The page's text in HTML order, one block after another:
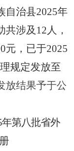
自治县2025年
共涉及 12人，
元，已于2025
规定发放至
放结果予于公
年第八批省外